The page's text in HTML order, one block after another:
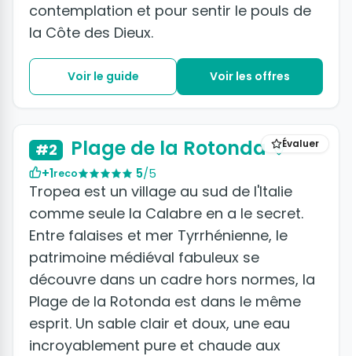
contemplation et pour sentir le pouls de
la Côte des Dieux.
Voir le guide Voir les offres
Évaluer
#2 Plage de la Rotonda
+1reco 5/5
Tropea est un village au sud de l'Italie
comme seule la Calabre en a le secret.
Entre falaises et mer Tyrrhénienne, le
patrimoine médiéval fabuleux se
découvre dans un cadre hors normes, la
Plage de la Rotonda est dans le même
esprit. Un sable clair et doux, une eau
incroyablement pure et chaude aux